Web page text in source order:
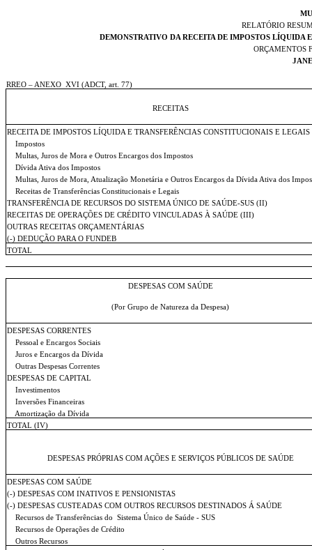
RELATÓRIO
DEMONSTRATIVO DA RECEITA DE IMPOSTOS LÍQUIDA
ORÇAMENTOS
RREO – ANEXO XVI (ADCT, art. 77)
RECEITAS
RECEITA DE IMPOSTOS LÍQUIDA E TRANSFERÊNCIAS CONSTITUCIONAIS E
Impostos
Multas, Juros de Mora e Outros Encargos dos Impostos
Dívida Ativa dos Impostos
Multas, Juros de Mora, Atualização Monetária e Outros Encargos da Dívida Ativa dos
Receitas de Transferências Constitucionais e Legais
TRANSFERÊNCIA DE RECURSOS DO SISTEMA ÚNICO DE SAÚDE-SUS (II)
RECEITAS DE OPERAÇÕES DE CRÉDITO VINCULADAS À SAÚDE (III)
OUTRAS RECEITAS ORÇAMENTÁRIAS
(-) DEDUÇÃO PARA O FUNDEB
TOTAL
DESPESAS COM SAÚDE
(Por Grupo de Natureza da Despesa)
DESPESAS CORRENTES
Pessoal e Encargos Sociais
Juros e Encargos da Dívida
Outras Despesas Correntes
DESPESAS DE CAPITAL
Investimentos
Inversões Financeiras
Amortização da Dívida
TOTAL (IV)
DESPESAS PRÓPRIAS COM AÇÕES E SERVIÇOS PÚBLICOS DE SAÚDE
DESPESAS COM SAÚDE
(-) DESPESAS COM INATIVOS E PENSIONISTAS
(-) DESPESAS CUSTEADAS COM OUTROS RECURSOS DESTINADOS Á SAÚDE
Recursos de Transferências do
Sistema Único de Saúde - SUS
Recursos de Operações de Crédito
Outros Recursos